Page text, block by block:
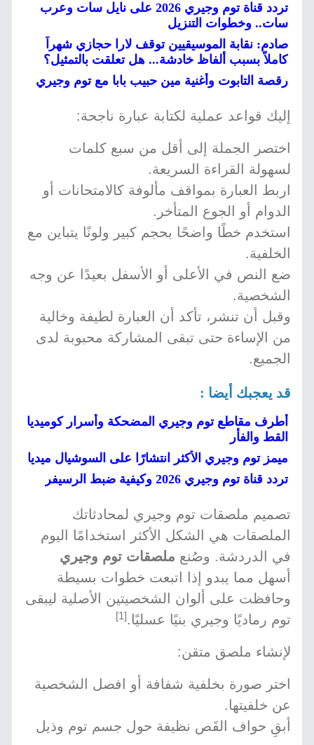
تردد قناة توم وجيري 2026 على نايل سات وعرب
سات.. وخطوات التنزيل
صادم: نقابة الموسيقيين توقف لارا حجازي شهراً
كاملاً بسبب ألفاظ خادشة... هل تعلقت بالتمثيل؟
رقصة التابوت وأغنية مين حبيب بابا مع توم وجيري
إليك قواعد عملية لكتابة عبارة ناجحة:
اختصر الجملة إلى أقل من سبع كلمات
لسهولة القراءة السريعة.
اربط العبارة بمواقف مألوفة كالامتحانات أو
الدوام أو الجوع المتأخر.
استخدم خطًا واضحًا بحجم كبير ولونًا يتباين مع
الخلفية.
ضع النص في الأعلى أو الأسفل بعيدًا عن وجه
الشخصية.
وقبل أن تنشر، تأكد أن العبارة لطيفة وخالية
من الإساءة حتى تبقى المشاركة محبوبة لدى
الجميع.
قد يعجبك أيضا :
أطرف مقاطع توم وجيري المضحكة وأسرار كوميديا
القط والفأر
ميمز توم وجيري الأكثر انتشارًا على السوشيال ميديا
تردد قناة توم وجيري 2026 وكيفية ضبط الرسيفر
تصميم ملصقات توم وجيري لمحادثاتك
الملصقات هي الشكل الأكثر استخدامًا اليوم
في الدردشة. وصُنع ملصقات توم وجيري
أسهل مما يبدو إذا اتبعت خطوات بسيطة
وحافظت على ألوان الشخصيتين الأصلية ليبقى
توم رماديًا وجيري بنيًا عسليًا.[1]
لإنشاء ملصق متقن:
اختر صورة بخلفية شفافة أو افصل الشخصية
عن خلفيتها.
أبقِ حواف القَص نظيفة حول جسم توم وذيل